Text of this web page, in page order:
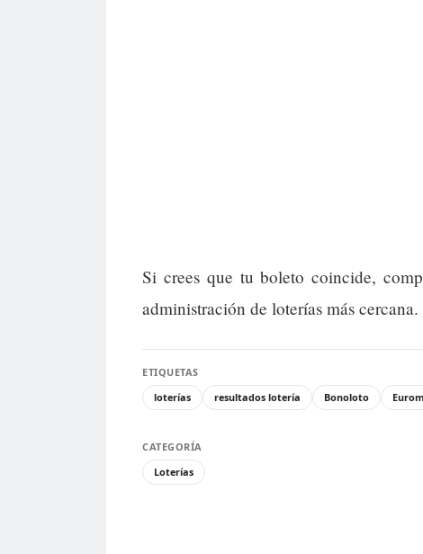
Si crees que tu boleto coincide,
administración de loterías más cercana.
ETIQUETAS
loterías
resultados lotería Bonoloto
CATEGORÍA
Loterías